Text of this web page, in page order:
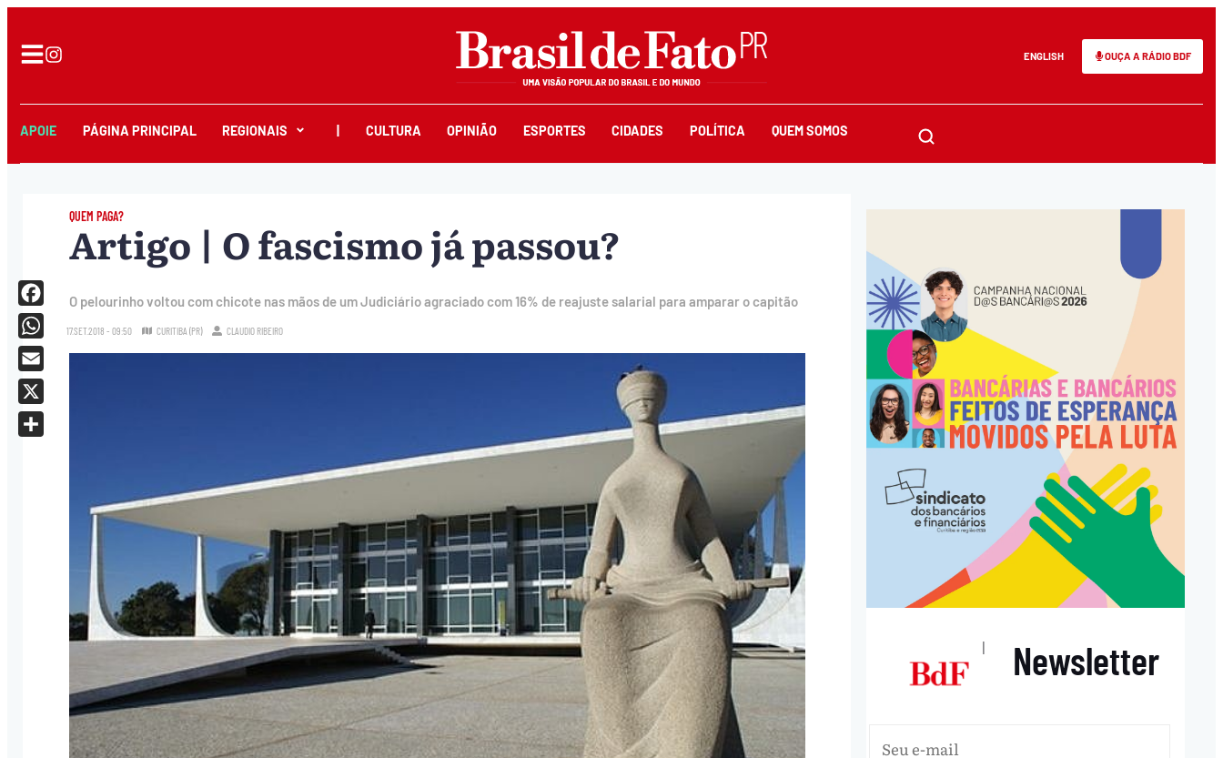
ENGLISH OUÇA A RÁDIO BDF
APOIE PÁGINA PRINCIPAL REGIONAIS CULTURA OPINIÃO ESPORTES CIDADES POLÍTICA QUEM SOMOS
QUEM PAGA?
Artigo | O fascismo já passou?
O pelourinho voltou com chicote nas mãos de um Judiciário agraciado com 16% de reajuste salarial para amparar o capitão
17.SET.2018 - 09:50 CURITIBA (PR) CLAUDIO RIBEIRO
Facebook
WhatsApp
Email
X
| Newsletter